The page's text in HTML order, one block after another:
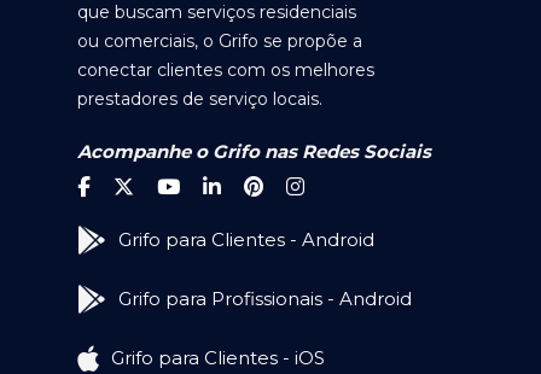
que buscam serviços residenciais
ou comerciais, o Grifo se propõe a
conectar clientes com os melhores
prestadores de serviço locais.
Acompanhe o Grifo nas Redes Sociais
Grifo para Clientes - Android
Grifo para Profissionais - Android
Grifo para Clientes - iOS